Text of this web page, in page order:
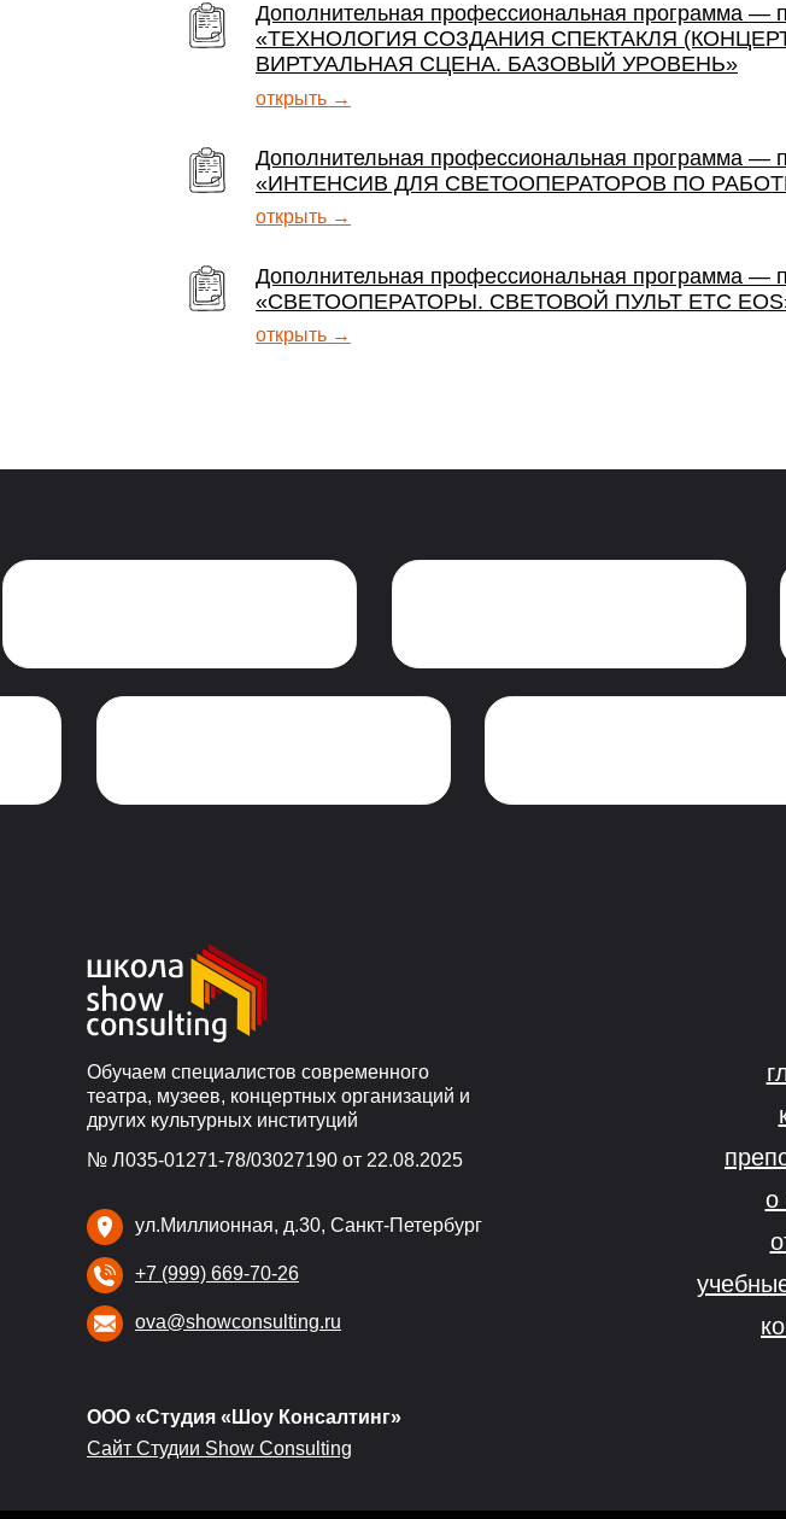
Дополнительная профессиональная программа —
«ТЕХНОЛОГИЯ СОЗДАНИЯ СПЕКТАКЛЯ
ВИРТУАЛЬНАЯ СЦЕНА. БАЗОВЫЙ УРОВЕНЬ»
открыть →
Дополнительная профессиональная программа —
«ИНТЕНСИВ ДЛЯ СВЕТООПЕРАТОРОВ ПО
открыть →
Дополнительная профессиональная программа —
«СВЕТООПЕРАТОРЫ. СВЕТОВОЙ ПУЛЬТ ETC
открыть →
ООО «Студия «Шоу Консалтинг»
Обучаем специалистов современного
театра, музеев, концертных организаций и
других культурных институций
ova@showconsulting.ru
ул.Миллионная, д.30, Санкт-Петербург
+7 (999) 669-70-26
о
Сайт Студии Show Consulting
№ Л035-01271-78/03027190 от 22.08.2025